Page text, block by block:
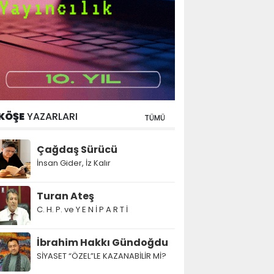
YAZARLARI TÜMÜ
Çağdaş Sürücü
İnsan Gider, İz Kalır
Turan Ateş
C. H. P. ve Y E N İ P A R T İ
İbrahim Hakkı Gündoğdu
SİYASET “ÖZEL”LE KAZANABİLİR Mİ?